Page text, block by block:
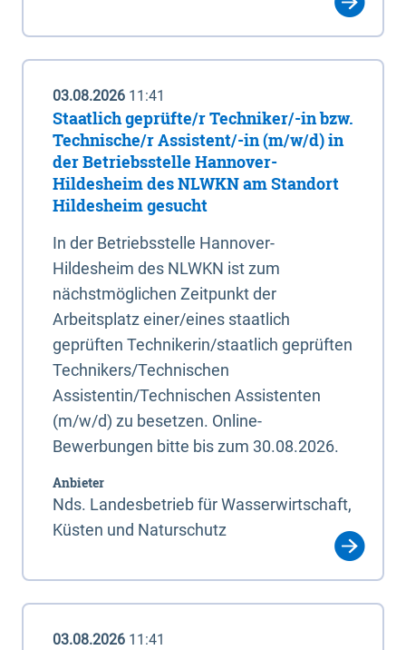
03.08.2026 11:41
Staatlich geprüfte/r Techniker/-in bzw.
Technische/r Assistent/-in (m/w/d) in
der Betriebsstelle Hannover-
Hildesheim des NLWKN am Standort
Hildesheim gesucht
In der Betriebsstelle Hannover-
Hildesheim des NLWKN ist zum
nächstmöglichen Zeitpunkt der
Arbeitsplatz einer/eines staatlich
geprüften Technikerin/staatlich geprüften
Technikers/Technischen
Assistentin/Technischen Assistenten
(m/w/d) zu besetzen. Online-
Bewerbungen bitte bis zum 30.08.2026.
Anbieter
Nds. Landesbetrieb für Wasserwirtschaft,
Küsten und Naturschutz
03.08.2026 11:41